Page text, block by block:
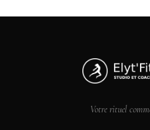
Votre rituel